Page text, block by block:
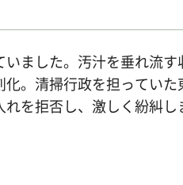
ました。汚汁を垂れ流
。清掃行政を担ってい
を拒否し、激しく紛糾し